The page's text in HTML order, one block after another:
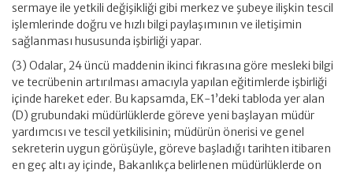
sermaye ile yetkili değişikliği gibi merkez ve şubeye ilişkin tescil
işlemlerinde doğru ve hızlı bilgi paylaşımının ve iletişimin
sağlanması hususunda işbirliği yapar.
(3) Odalar, 24 üncü maddenin ikinci fıkrasına göre mesleki bilgi
ve tecrübenin artırılması amacıyla yapılan eğitimlerde işbirliği
içinde hareket eder. Bu kapsamda, EK-1’deki tabloda yer alan
(D) grubundaki müdürlüklerde göreve yeni başlayan müdür
yardımcısı ve tescil yetkilisinin; müdürün önerisi ve genel
sekreterin uygun görüşüyle, göreve başladığı tarihten itibaren
en geç altı ay içinde, Bakanlıkça belirlenen müdürlüklerde on